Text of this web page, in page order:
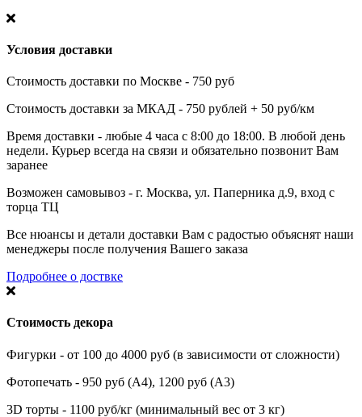
Условия доставки
Стоимость доставки по Москве - 750 руб
Стоимость доставки за МКАД - 750 рублей + 50 руб/км
Время доставки - любые 4 часа с 8:00 до 18:00. В любой день
недели. Курьер всегда на связи и обязательно позвонит Вам
заранее
Возможен самовывоз - г. Москва, ул. Паперника д.9, вход с
торца ТЦ
Все нюансы и детали доставки Вам с радостью объяснят наши
менеджеры после получения Вашего заказа
Подробнее о доствке
Стоимость декора
Фигурки - от 100 до 4000 руб (в зависимости от сложности)
Фотопечать - 950 руб (А4), 1200 руб (А3)
3D торты - 1100 руб/кг (минимальный вес от 3 кг)